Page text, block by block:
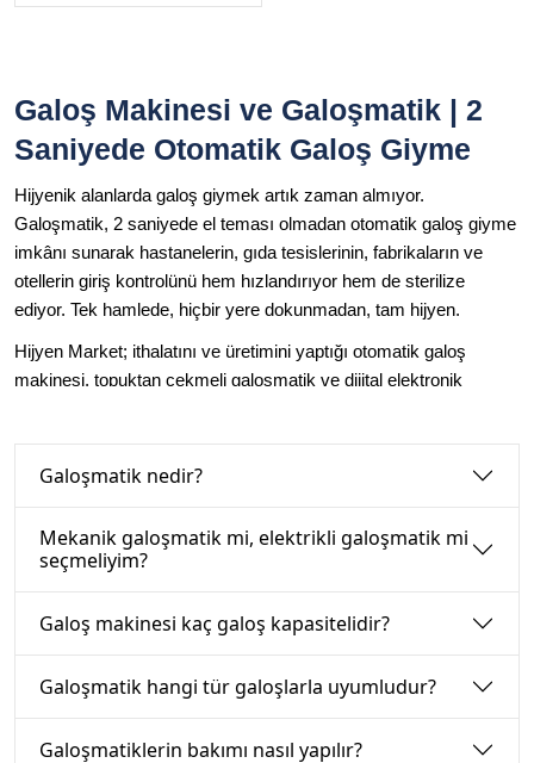
Galoş Makinesi ve Galoşmatik | 2
Saniyede Otomatik Galoş Giyme
Hijyenik alanlarda galoş giymek artık zaman almıyor.
Galoşmatik, 2 saniyede el teması olmadan otomatik galoş giyme
imkânı sunarak hastanelerin, gıda tesislerinin, fabrikaların ve
otellerin giriş kontrolünü hem hızlandırıyor hem de sterilize
ediyor. Tek hamlede, hiçbir yere dokunmadan, tam hijyen.
Hijyen Market; ithalatını ve üretimini yaptığı otomatik galoş
makinesi, topuktan çekmeli galoşmatik ve dijital elektronik
Tüm Galoşmatik Modellerini Hemen İncele
Galoşmatik nedir?
Mekanik galoşmatik mi, elektrikli galoşmatik mi
seçmeliyim?
Galoş makinesi kaç galoş kapasitelidir?
Galoşmatik hangi tür galoşlarla uyumludur?
Galoşmatiklerin bakımı nasıl yapılır?